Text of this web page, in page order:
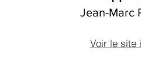
Jean-Marc
Voir le site